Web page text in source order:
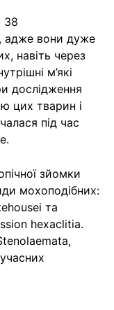
38
адже вони дуже
навіть через
м’які
дослідження
цих тварин і
під час
зйомки
мохоподібних:
та
hexaclitia.